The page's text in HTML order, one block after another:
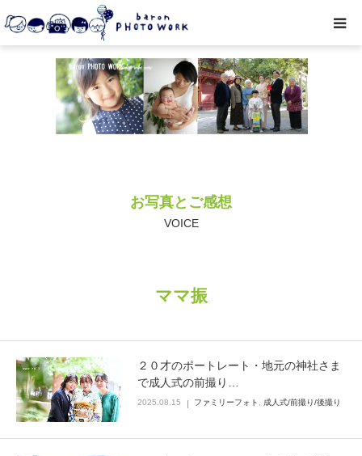
お写真とご感想
VOICE
ママ振
２０才のポートレート・地元の神社さま
で成人式の前撮り…
2025.08.15 ファミリーフォト , 成人式/前撮り/後撮り
撮影プラン
私たちについて
● お写真とご感想
取材・企業・オーナーさま
ご予約
Q&A